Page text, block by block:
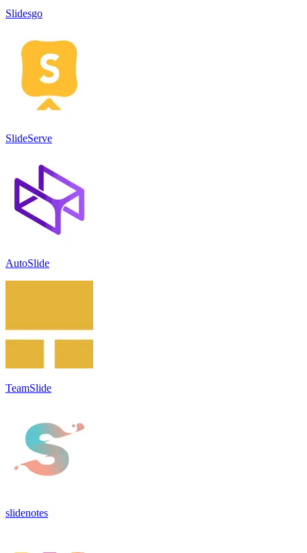
Slidesgo
SlideServe
AutoSlide
TeamSlide
slidenotes